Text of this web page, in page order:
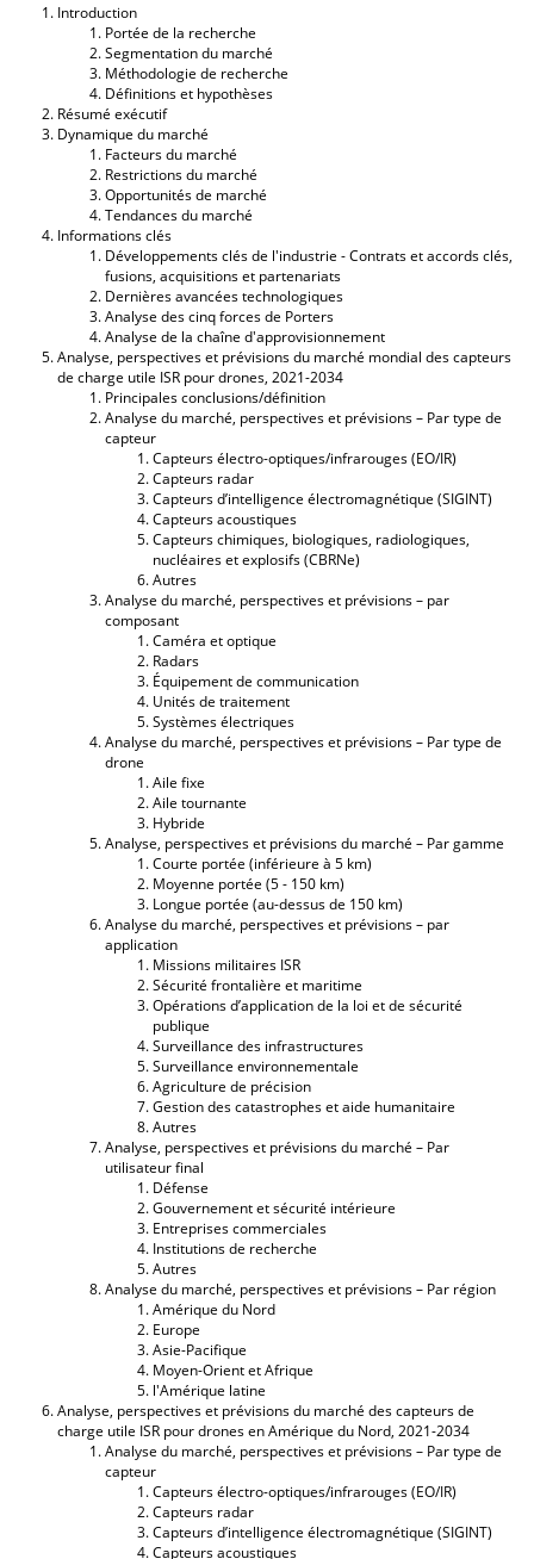
Introduction
Portée de la recherche
Segmentation du marché
Méthodologie de recherche
Définitions et hypothèses
Résumé exécutif
Dynamique du marché
Facteurs du marché
Restrictions du marché
Opportunités de marché
Tendances du marché
Informations clés
Développements clés de l'industrie - Contrats et accords clés,
fusions, acquisitions et partenariats
Dernières avancées technologiques
Analyse des cinq forces de Porters
Analyse de la chaîne d'approvisionnement
Analyse, perspectives et prévisions du marché mondial des capteurs
de charge utile ISR pour drones, 2021-2034
Principales conclusions/définition
Analyse du marché, perspectives et prévisions – Par type de
capteur
Capteurs électro-optiques/infrarouges (EO/IR)
Capteurs radar
Capteurs d’intelligence électromagnétique (SIGINT)
Capteurs acoustiques
Capteurs chimiques, biologiques, radiologiques,
nucléaires et explosifs (CBRNe)
Autres
Analyse du marché, perspectives et prévisions – par
composant
Caméra et optique
Radars
Équipement de communication
Unités de traitement
Systèmes électriques
Analyse du marché, perspectives et prévisions – Par type de
drone
Aile fixe
Aile tournante
Hybride
Analyse, perspectives et prévisions du marché – Par gamme
Courte portée (inférieure à 5 km)
Moyenne portée (5 - 150 km)
Longue portée (au-dessus de 150 km)
Analyse du marché, perspectives et prévisions – par
application
Missions militaires ISR
Sécurité frontalière et maritime
Opérations d’application de la loi et de sécurité
publique
Surveillance des infrastructures
Surveillance environnementale
Agriculture de précision
Gestion des catastrophes et aide humanitaire
Autres
Analyse, perspectives et prévisions du marché – Par
utilisateur final
Défense
Gouvernement et sécurité intérieure
Entreprises commerciales
Institutions de recherche
Autres
Analyse du marché, perspectives et prévisions – Par région
Amérique du Nord
Europe
Asie-Pacifique
Moyen-Orient et Afrique
l'Amérique latine
Analyse, perspectives et prévisions du marché des capteurs de
charge utile ISR pour drones en Amérique du Nord, 2021-2034
Analyse du marché, perspectives et prévisions – Par type de
capteur
Capteurs électro-optiques/infrarouges (EO/IR)
Capteurs radar
Capteurs d’intelligence électromagnétique (SIGINT)
Capteurs acoustiques